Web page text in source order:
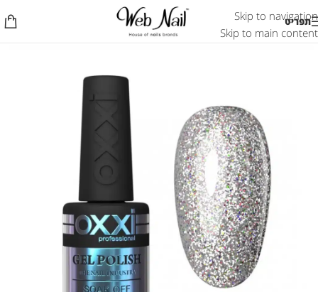
Skip to navigation
Skip to main content
תפריט
אזל המלאי